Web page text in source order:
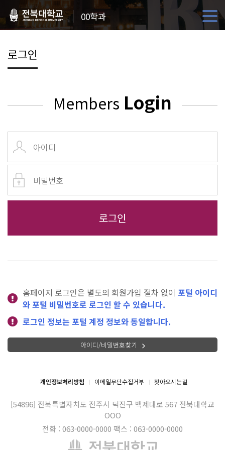
00학과
로그인
Members Login
홈페이지 로그인은 별도의 회원가입 절차 없이 포털 아이디
와 포털 비밀번호로 로그인 할 수 있습니다.
로그인 정보는 포털 계정 정보와 동일합니다.
아이디/비밀번호찾기
개인정보처리방침 이메일무단수집거부 찾아오시는길
[54896] 전북특별자치도 전주시 덕진구 백제대로 567 전북대학교
OOO
전화 : 063-0000-0000 팩스 : 063-0000-0000